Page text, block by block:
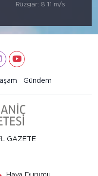
Rüzgar: 8.11 m/s
Gündem
GAZETE